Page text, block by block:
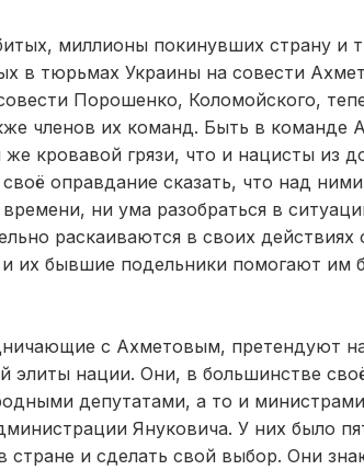
миллионы покинувших страну и
в тюрьмах Украины на совести
Порошенко, Коломойского,
членов их команд. Быть в команде
же кровавой грязи, что и нацисты из
оправдание сказать, что над
ни ума разобраться в
раскаиваются в своих действиях
их бывшие подельники помогают им
с Ахметовым, претендуют на
элиты нации. Они, в большинстве
депутатами, а то и
Януковича. У них было
стране и сделать свой выбор. Они